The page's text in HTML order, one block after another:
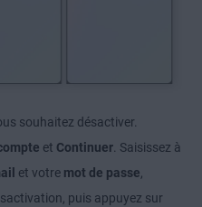
souhaitez désactiver.
et Continuer. Saisissez à
et votre mot de passe,
puis appuyez sur